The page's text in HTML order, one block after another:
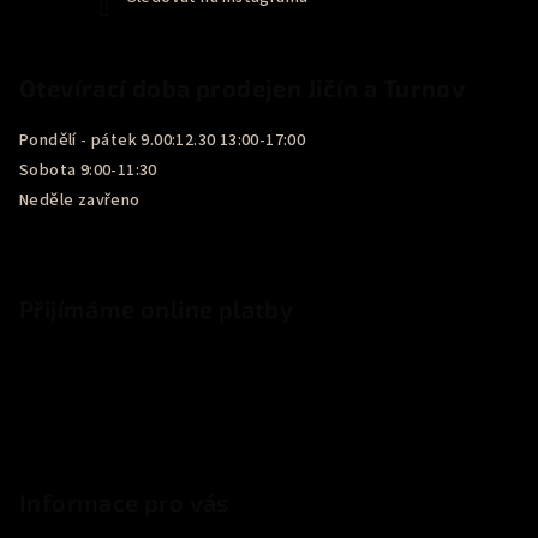
Pondělí - pátek 9.00:12.30 13:00-17:00
Sobota 9:00-11:30
Neděle zavřeno